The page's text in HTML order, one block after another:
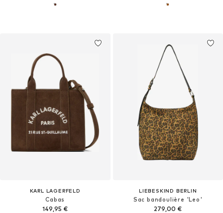
KARL LAGERFELD
Cabas
149,95 €
LIEBESKIND BERLIN
Sac bandoulière 'Leo'
279,00 €